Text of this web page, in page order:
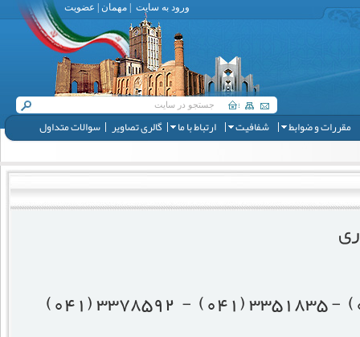
ورود به سایت مهمان عضویت
مقررات و ضوابط شفافیت ارتباط با ما گالری تصاویر سوالات متداول
3351835 (041) -
3378592 (041)